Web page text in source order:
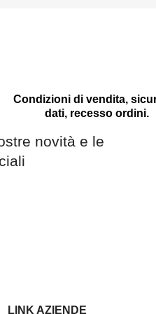
Condizioni di vendita,
dati, recesso ordini.
novità e le
LINK AZIENDE